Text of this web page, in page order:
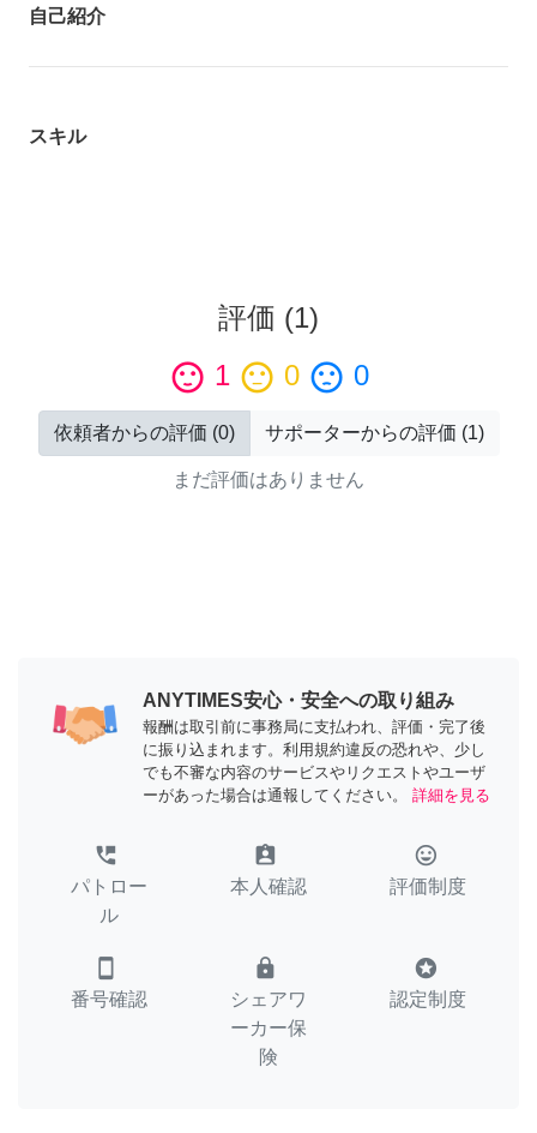
自己紹介
スキル
評価 (1)
sentiment_satisfied 1 sentiment_neutral 0 sentiment_dissatisfied 0
依頼者からの評価 (0) サポーターからの評価 (1)
まだ評価はありません
ANYTIMES安心・安全への取り組み
報酬は取引前に事務局に支払われ、評価・完了後
に振り込まれます。利用規約違反の恐れや、少し
でも不審な内容のサービスやリクエストやユーザ
ーがあった場合は通報してください。
詳細を見る
perm_phone_msg
パトロー
ル
assignment_ind
本人確認
tag_faces
評価制度
smartphone
番号確認
lock
シェアワ
ーカー保
険
stars
認定制度